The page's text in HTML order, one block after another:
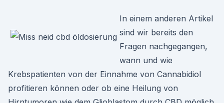
In einem anderen Artikel
sind wir bereits den
Fragen nachgegangen,
wann und wie
Krebspatienten von der Einnahme von Cannabidiol
profitieren können oder ob eine Heilung von